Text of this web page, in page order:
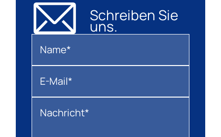
Schreiben Sie
uns.